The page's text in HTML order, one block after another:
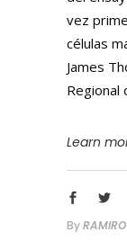
vez
células
James
Regional
Learn
ByRAMIRO